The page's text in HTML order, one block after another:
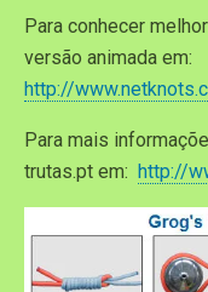
Para conhecer
versão animada em:
http://
Para mais
trutas.pt em: http://